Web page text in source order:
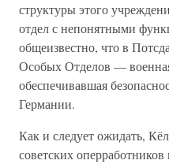
структуры этого
отдел с непонятными
общеизвестно, что в
Особых Отделов —
обеспечивавшая
Германии.
Как и следует ожидать,
советских